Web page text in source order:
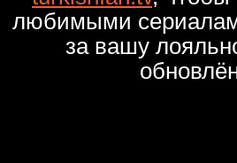
любимыми
за вашу